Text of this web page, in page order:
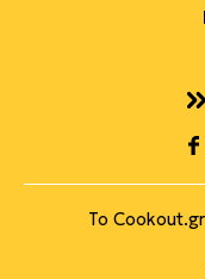
Το Cookout.gr